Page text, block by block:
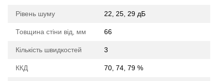
Рівень шуму 22, 25, 29 дБ
Товщина стіни від, мм 66
Кількість швидкостей 3
ККД 70, 74, 79 %